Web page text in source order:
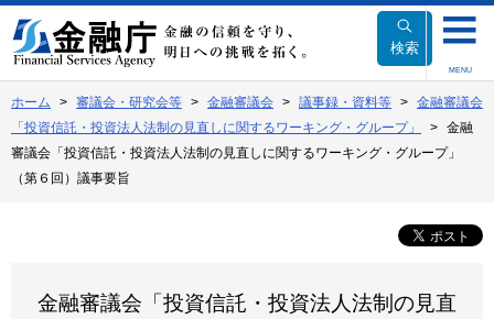
文
へ
動
検索
MENU
ホーム 審議会・研究会等 金融審議会 議事録・資料等
金融審議会
「投資信託・投資法人法制の見直しに関するワーキング・グループ」
金融
審議会「投資信託・投資法人法制の見直しに関するワーキング・グループ」
（第６回）議事要旨
金融審議会「投資信託・投資法人法制の見直